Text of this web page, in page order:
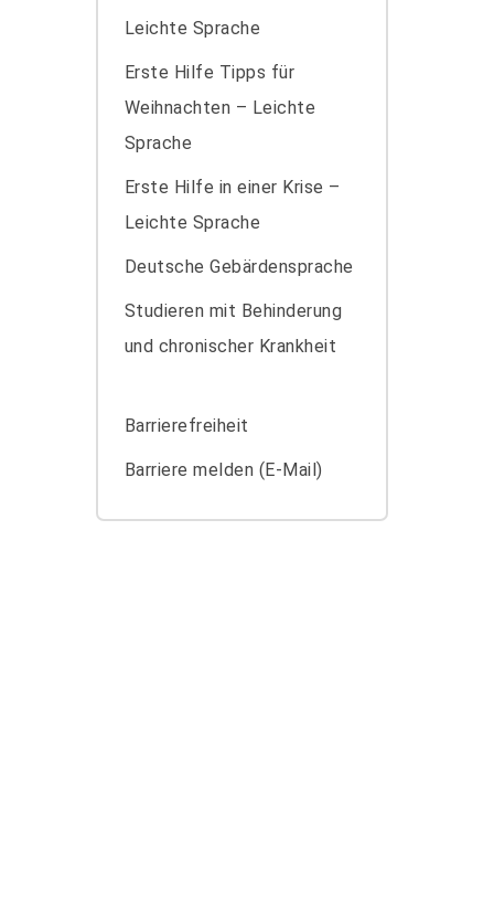
Leichte Sprache
Erste Hilfe Tipps für
Weihnachten – Leichte
Sprache
Erste Hilfe in einer Krise –
Leichte Sprache
Deutsche Gebärdensprache
Studieren mit Behinderung
und chronischer Krankheit
Barrierefreiheit
Barriere melden (E-Mail)